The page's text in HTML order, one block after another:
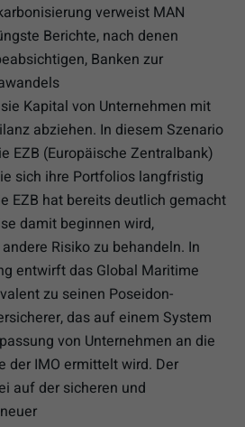
verweist MAN
Berichte, nach denen
Banken zur
Kapital von Unternehmen mit
abziehen. In diesem Szenario
EZB (Europäische Zentralbank)
sich ihre Portfolios langfristig
EZB hat bereits deutlich gemacht
damit beginnen wird,
Risiko zu behandeln. In
entwirft das Global Maritime
zu seinen Poseidon-
das auf einem System
von Unternehmen an die
der IMO ermittelt wird. Der
auf der sicheren und